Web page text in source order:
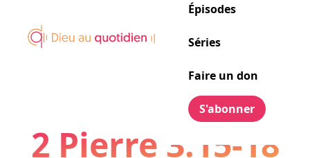
Épisodes
Séries
Faire un don
S'abonner
2 Pierre 3.15-18